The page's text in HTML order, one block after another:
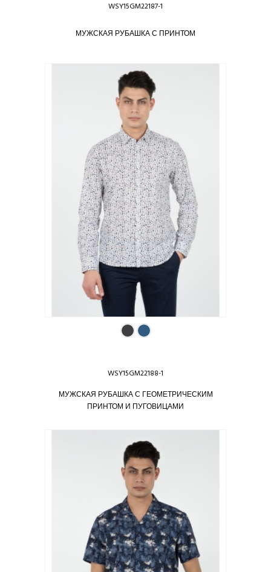
WSY15GM22187-1
МУЖСКАЯ РУБАШКА С ПРИНТОМ
WSY15GM22188-1
МУЖСКАЯ РУБАШКА С ГЕОМЕТРИЧЕСКИМ
ПРИНТОМ И ПУГОВИЦАМИ